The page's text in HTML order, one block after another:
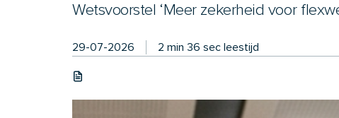
Wetsvoorstel ‘Meer zekerheid voor
29-07-2026 2 min 36 sec leestijd